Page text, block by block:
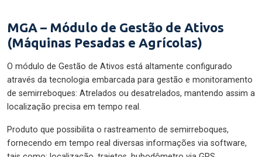
MGA – Módulo de Gestão de Ativos
(Máquinas Pesadas e Agrícolas)
O módulo de Gestão de Ativos está altamente configurado
através da tecnologia embarcada para gestão e monitoramento
de semirreboques: Atrelados ou desatrelados, mantendo assim a
localização precisa em tempo real.
Produto que possibilita o rastreamento de semirreboques,
fornecendo em tempo real diversas informações via software,